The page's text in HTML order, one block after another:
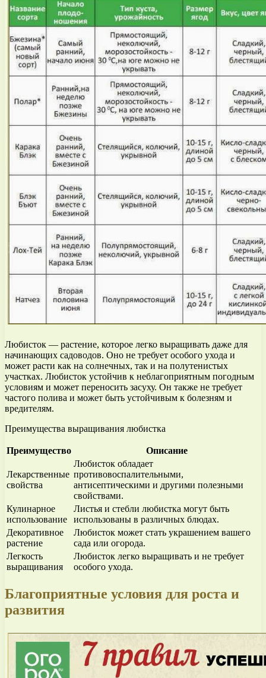
Любисток — растение, которое легко выращивать даже для
начинающих садоводов. Оно не требует особого ухода и
может расти как на солнечных, так и на полутенистых
участках. Любисток устойчив к неблагоприятным погодным
условиям и может переносить засуху. Он также не требует
частого полива и может быть устойчивым к болезням и
вредителям.
Преимущества выращивания любистка
Преимущество Описание
Лекарственные
свойства
Любисток обладает
противовоспалительными,
антисептическими и другими полезными
свойствами.
Кулинарное
использование
Листья и стебли любистка могут быть
использованы в различных блюдах.
Декоративное
растение
Любисток может стать украшением вашего
сада или огорода.
Легкость
выращивания
Любисток легко выращивать и не требует
особого ухода.
Благоприятные условия для роста и
развития